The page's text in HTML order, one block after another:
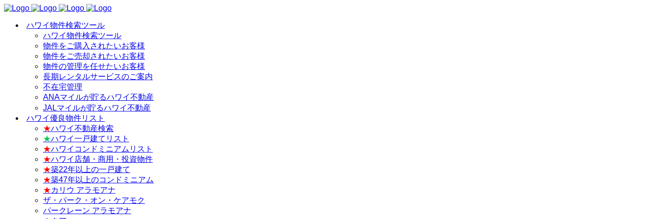
ハワイ物件検索ツール
ハワイ物件検索ツール
物件をご購入されたいお客様
物件をご売却されたいお客様
物件の管理を任せたいお客様
長期レンタルサービスのご案内
不在宅管理
ANAマイルが貯るハワイ不動産
JALマイルが貯るハワイ不動産
ハワイ優良物件リスト
★ハワイ不動産検索
★ハワイ一戸建てリスト
★ハワイコンドミニアムリスト
★ハワイ店舗・商用・投資物件
★築22年以上の一戸建て
★築47年以上のコンドミニアム
★カリウ アラモアナ
ザ・パーク・オン・ケアモク
パークレーン アラモアナ